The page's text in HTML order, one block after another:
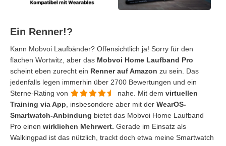
Ein Renner!?
Kann Mobvoi Laufbänder? Offensichtlich ja! Sorry für den
flachen Wortwitz, aber das Mobvoi Home Laufband Pro
scheint eben zurecht ein Renner auf Amazon zu sein. Das
jedenfalls legen immerhin über 2700 Bewertungen und ein
Sterne-Rating von
nahe. Mit dem virtuellen
Training via App , insbesondere aber mit der WearOS-
Smartwatch-Anbindung bietet das Mobvoi Home Laufband
Pro einen wirklichen Mehrwert. Gerade im Einsatz als
Walkingpad ist das nützlich, trackt doch etwa meine Smartwatch